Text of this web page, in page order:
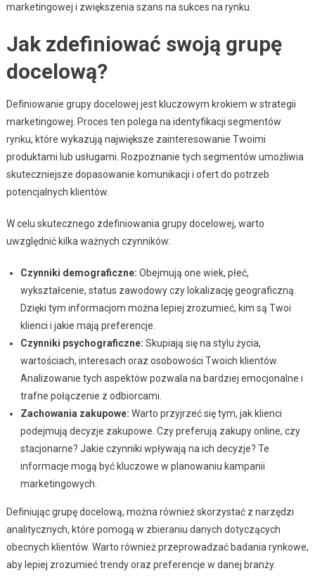
marketingowej i zwiększenia szans na sukces na rynku.
Jak zdefiniować swoją grupę
docelową?
Definiowanie grupy docelowej jest kluczowym krokiem w strategii
marketingowej. Proces ten polega na identyfikacji segmentów
rynku, które wykazują największe zainteresowanie Twoimi
produktami lub usługami. Rozpoznanie tych segmentów umożliwia
skuteczniejsze dopasowanie komunikacji i ofert do potrzeb
potencjalnych klientów.
W celu skutecznego zdefiniowania grupy docelowej, warto
uwzględnić kilka ważnych czynników:
Czynniki demograficzne: Obejmują one wiek, płeć,
wykształcenie, status zawodowy czy lokalizację geograficzną.
Dzięki tym informacjom można lepiej zrozumieć, kim są Twoi
klienci i jakie mają preferencje.
Czynniki psychograficzne: Skupiają się na stylu życia,
wartościach, interesach oraz osobowości Twoich klientów.
Analizowanie tych aspektów pozwala na bardziej emocjonalne i
trafne połączenie z odbiorcami.
Zachowania zakupowe: Warto przyjrzeć się tym, jak klienci
podejmują decyzje zakupowe. Czy preferują zakupy online, czy
stacjonarne? Jakie czynniki wpływają na ich decyzje? Te
informacje mogą być kluczowe w planowaniu kampanii
marketingowych.
Definiując grupę docelową, można również skorzystać z narzędzi
analitycznych, które pomogą w zbieraniu danych dotyczących
obecnych klientów. Warto również przeprowadzać badania rynkowe,
aby lepiej zrozumieć trendy oraz preferencje w danej branży.